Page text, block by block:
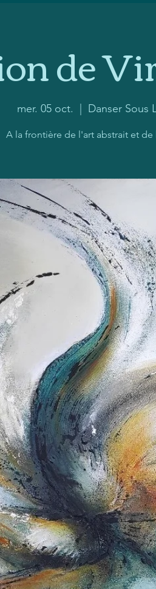
de
mer. 05 oct. Danser Sous
A la frontière de l'art abstrait et